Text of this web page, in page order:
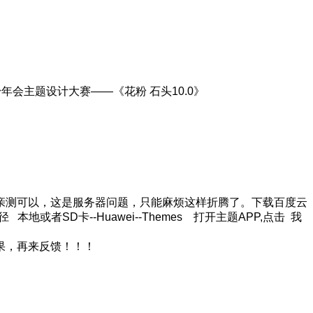
可以，这是服务器问题，只能麻烦这样折腾了。下载百度云
本地或者SD卡--Huawei--Themes 打开主题APP,点击 我
再来反馈！！！